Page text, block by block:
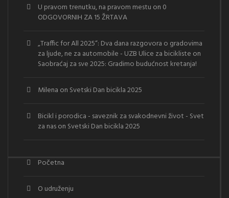
U pravom trenutku, na pravom mestu on 0
ODGOVORNIH ZA 15 ŽRTAVA
„Traffic for All 2025“: Dva dana razgovora o gradovima
za ljude, ne za automobile - UZB Ulice za bicikliste on
Saobraćaj za sve 2025: Gradimo budućnost kretanja!
Milena on Svetski Dan bicikla 2025
Bicikl i porodica - saveznik za svakodnevni život - Svet
za nason Svetski Dan bicikla 2025
Početna
O udruženju